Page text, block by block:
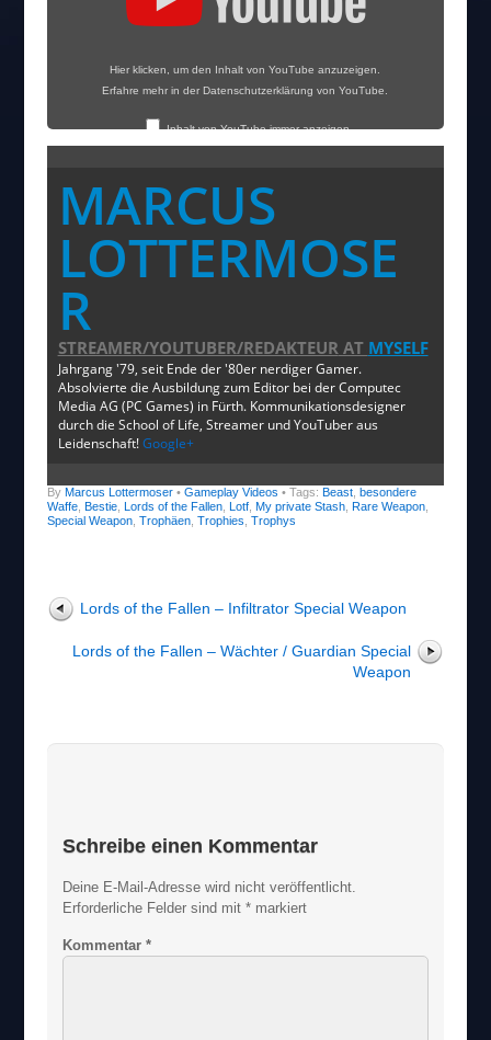
Hier klicken, um den Inhalt von YouTube anzuzeigen.
Erfahre mehr in derDatenschutzerklärung von YouTube.
Inhalt von YouTube immer anzeigen
MARCUS
LOTTERMOSE
R
STREAMER/YOUTUBER/REDAKTEUR AT MYSELF
Jahrgang '79, seit Ende der '80er nerdiger Gamer.
Absolvierte die Ausbildung zum Editor bei der Computec
Media AG (PC Games) in Fürth. Kommunikationsdesigner
durch die School of Life, Streamer und YouTuber aus
Leidenschaft!Google+
By Marcus Lottermoser• Gameplay Videos • Tags: Beast, besondere
Waffe, Bestie, Lords of the Fallen, Lotf, My private Stash, Rare Weapon,
Special Weapon, Trophäen, Trophies Trophys
Lords of the Fallen – Infiltrator Special Weapon
Lords of the Fallen – Wächter / Guardian Special
Weapon
Schreibe einen Kommentar
Deine E-Mail-Adresse wird nicht veröffentlicht.
Erforderliche Felder sind mit* markiert
Kommentar*